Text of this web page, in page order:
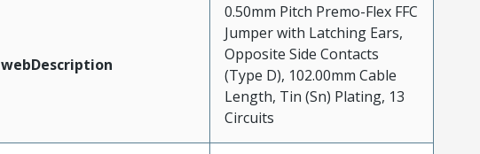
webDescription
0.50mm Pitch Premo-Flex FFC
Jumper with Latching Ears,
Opposite Side Contacts
(Type D), 102.00mm Cable
Length, Tin (Sn) Plating, 13
Circuits